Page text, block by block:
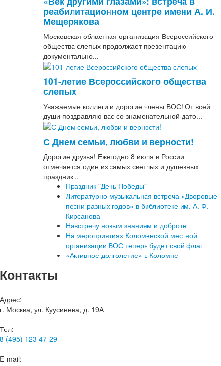
реабилитационном центре имени А. И.
Мещерякова
Московская областная организация Всероссийского
общества слепых продолжает презентацию
документально...
101-летие Всероссийского общества
слепых
Уважаемые коллеги и дорогие члены ВОС! От всей
души поздравляю вас со знаменательной дато...
С Днем семьи, любви и верности!
Дорогие друзья! Ежегодно 8 июля в России
отмечается один из самых светлых и душевных
праздник...
Праздник "День Победы"
Литературно‑музыкальная встреча «Дворовые
песни разных годов» в библиотеке им. А. Ф.
Кирсанова
Навстречу новым знаниям и доброте
На мероприятиях Коломенской местной
организации ВОС теперь будет свой флаг
«Активное долголетие» в Коломне
Контакты
Адрес:
г. Москва, ул. Куусинена, д. 19А
Тел:
8 (495) 123-47-29
E-mail: